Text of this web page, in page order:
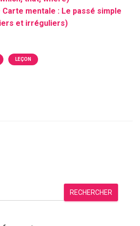
Carte mentale : Le passé simple
et irréguliers)
LEÇON
RECHERCHER